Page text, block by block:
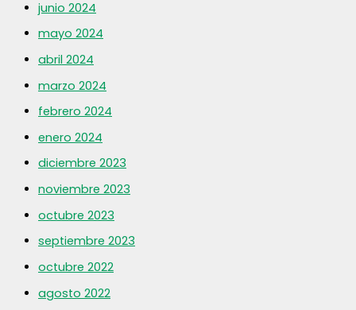
junio 2024
mayo 2024
abril 2024
marzo 2024
febrero 2024
enero 2024
diciembre 2023
noviembre 2023
octubre 2023
septiembre 2023
octubre 2022
agosto 2022